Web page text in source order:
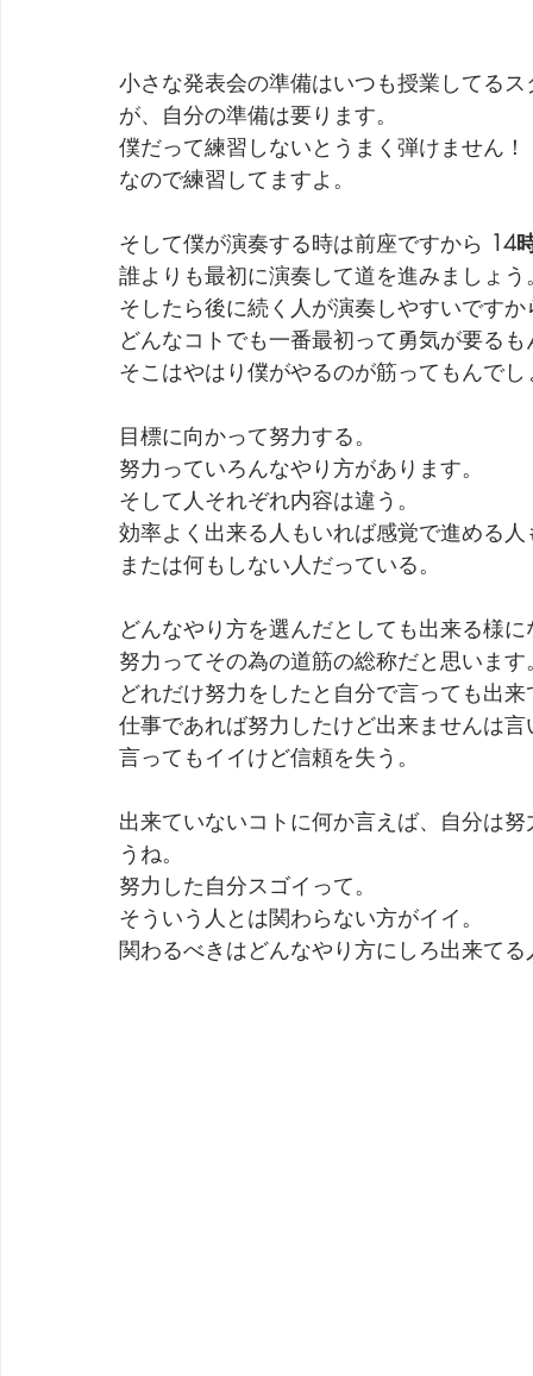
小さな発表会の準備はいつも授業してる
が、自分の準備は要ります。
僕だって練習しないとうまく弾けません！
なので練習してますよ。
そして僕が演奏する時は前座ですから 14
誰よりも最初に演奏して道を進みましょう
そしたら後に続く人が演奏しやすいですか
どんなコトでも一番最初って勇気が要る
そこはやはり僕がやるのが筋ってもんでし
目標に向かって努力する。
努力っていろんなやり方があります。
そして人それぞれ内容は違う。
効率よく出来る人もいれば感覚で進める人
または何もしない人だっている。
どんなやり方を選んだとしても出来る様
努力ってその為の道筋の総称だと思います
どれだけ努力をしたと自分で言っても出
仕事であれば努力したけど出来ませんは
言ってもイイけど信頼を失う。
出来ていないコトに何か言えば、自分は
うね。
努力した自分スゴイって。
そういう人とは関わらない方がイイ。
関わるべきはどんなやり方にしろ出来て